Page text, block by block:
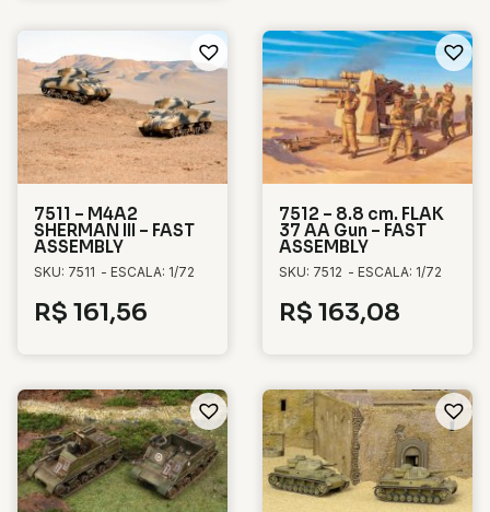
7511 – M4A2
SHERMAN III – FAST
ASSEMBLY
SKU: 7511 - ESCALA: 1/72
R$ 161,56
7512 – 8.8 cm. FLAK
37 AA Gun – FAST
ASSEMBLY
SKU: 7512 - ESCALA: 1/72
R$ 163,08